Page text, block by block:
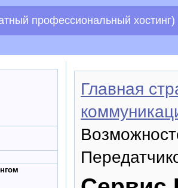
профессиональный хостинг)
Главная